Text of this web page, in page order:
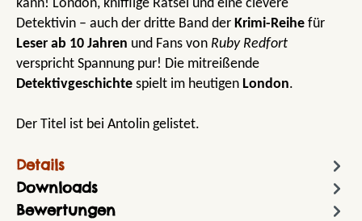
kann! London, knifflige Rätsel und eine clevere
Detektivin – auch der dritte Band der Krimi-Reihe für
Leser ab 10 Jahren und Fans von Ruby Redfort
verspricht Spannung pur! Die mitreißende
Detektivgeschichte spielt im heutigen London.
Der Titel ist bei Antolin gelistet.
Details
Downloads
Bewertungen